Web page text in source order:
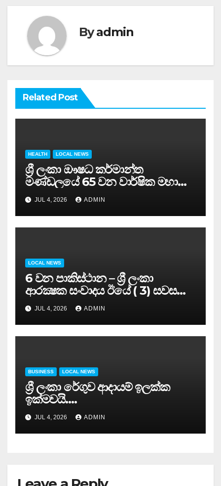
Byadmin
Related Post
HEALTH LOCAL NEWS
ශ්‍රී ලංකා ඖෂධ කර්මාන්ත
මණ්ඩලයේ 65 වන වාර්ෂික මහා
සමුළුව සෞඛ්‍ය නියෝජ්‍ය
අමාත්‍යවරයාගේ ප්‍රධානත්වයෙන්……
JUL 4, 2026 ADMIN
LOCAL NEWS
6 වන පාකිස්ථාන – ශ්‍රී ලංකා
ආරක්‍ෂක සංවාදය ඊයේ ( 3) සවස
සාර්ථකව අවසන් කරයි..
JUL 4, 2026 ADMIN
BUSINESS LOCAL NEWS
ශ්‍රී ලංකා රේගුව ආදායම් ඉලක්ක
ඉක්මවයි….
JUL 4, 2026 ADMIN